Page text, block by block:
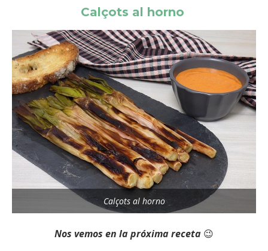
Calçots al horno
Calçots al horno
Nos vemos en la próxima receta 😉